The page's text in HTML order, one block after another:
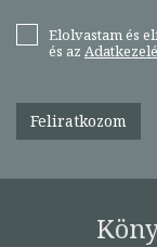
Elolvastam és
és az
Feliratkozom